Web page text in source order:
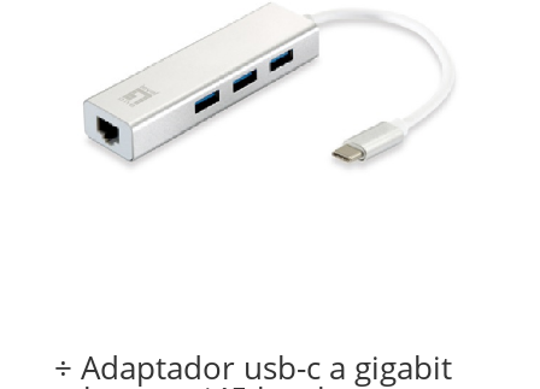
÷ Adaptador usb-c a gigabit